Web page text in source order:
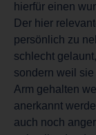
hierfür einen
Der hier
persönlich zu
schlecht
sondern weil
Arm gehalten
anerkannt
auch noch